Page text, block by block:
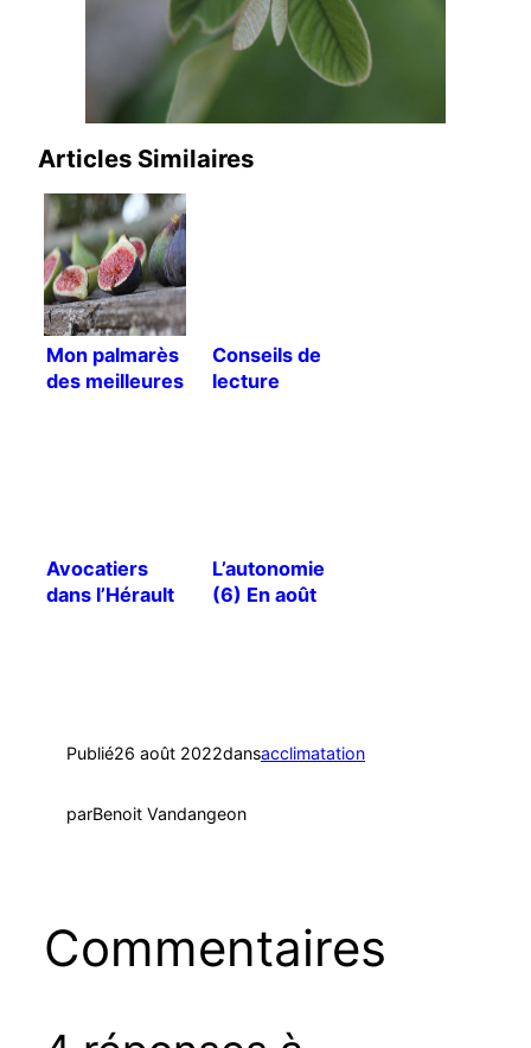
Articles Similaires
Mon palmarès
des meilleures
Conseils de
lecture
Avocatiers
dans l’Hérault
L’autonomie
(6) En août
Publié26 août 2022dansacclimatation
parBenoit Vandangeon
Commentaires